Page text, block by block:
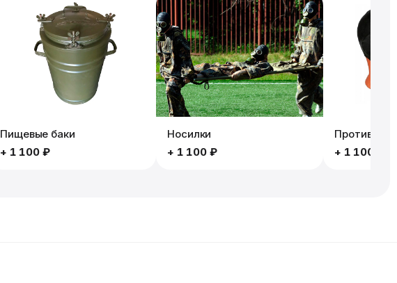
Пищевые баки
+ 1 100 ₽
Носилки
+ 1 100 ₽
+ 1 100 ₽